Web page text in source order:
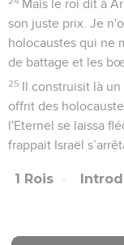
Mais le roi dit à
son juste prix. Je
holocaustes qui ne
de battage et les
25 Il construisit là
offrit des
l'Eternel se laissa
frappait Israël
1 Rois